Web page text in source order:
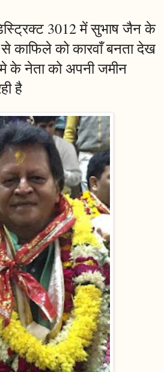
3012 में सुभाष जैन के
काफिले को कारवाँ बनता देख
के नेता को अपनी जमीन
है